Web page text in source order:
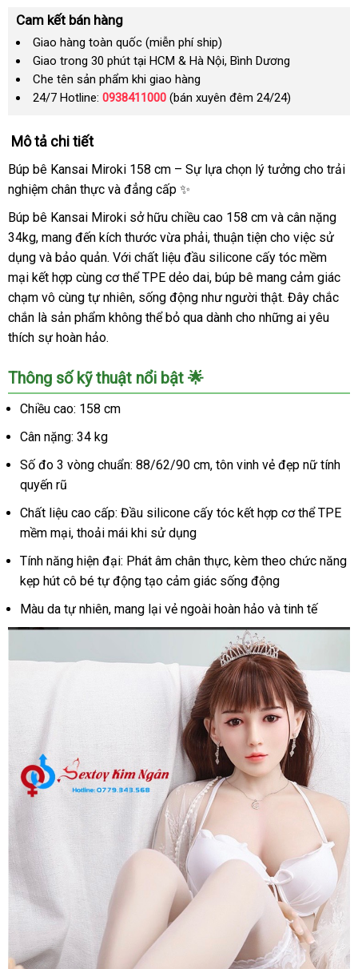
Cam kết bán hàng
Giao hàng toàn quốc (miễn phí ship)
Giao trong 30 phút tại HCM & Hà Nội, Bình Dương
Che tên sản phẩm khi giao hàng
24/7 Hotline: 0938411000 (bán xuyên đêm 24/24)
Mô tả chi tiết
Búp bê Kansai Miroki 158 cm – Sự lựa chọn lý tưởng cho trải
nghiệm chân thực và đẳng cấp ✨
Búp bê Kansai Miroki sở hữu chiều cao 158 cm và cân nặng
34kg, mang đến kích thước vừa phải, thuận tiện cho việc sử
dụng và bảo quản. Với chất liệu đầu silicone cấy tóc mềm
mại kết hợp cùng cơ thể TPE dẻo dai, búp bê mang cảm giác
chạm vô cùng tự nhiên, sống động như người thật. Đây chắc
chắn là sản phẩm không thể bỏ qua dành cho những ai yêu
thích sự hoàn hảo.
Thông số kỹ thuật nổi bật 🌟
Chiều cao: 158 cm
Cân nặng: 34 kg
Số đo 3 vòng chuẩn: 88/62/90 cm, tôn vinh vẻ đẹp nữ tính
quyến rũ
Chất liệu cao cấp: Đầu silicone cấy tóc kết hợp cơ thể TPE
mềm mại, thoải mái khi sử dụng
Tính năng hiện đại: Phát âm chân thực, kèm theo chức năng
kẹp hút cô bé tự động tạo cảm giác sống động
Màu da tự nhiên, mang lại vẻ ngoài hoàn hảo và tinh tế